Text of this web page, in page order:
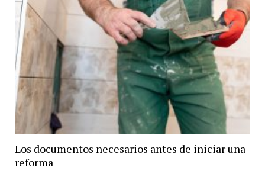
Los documentos necesarios antes de iniciar una
reforma